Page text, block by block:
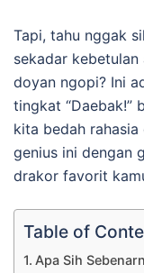
Tapi, tahu nggak
sekadar
doyan ngopi? Ini
tingkat “Daebak!”
kita bedah
genius ini dengan
drakor favorit
Table of
Apa Sih